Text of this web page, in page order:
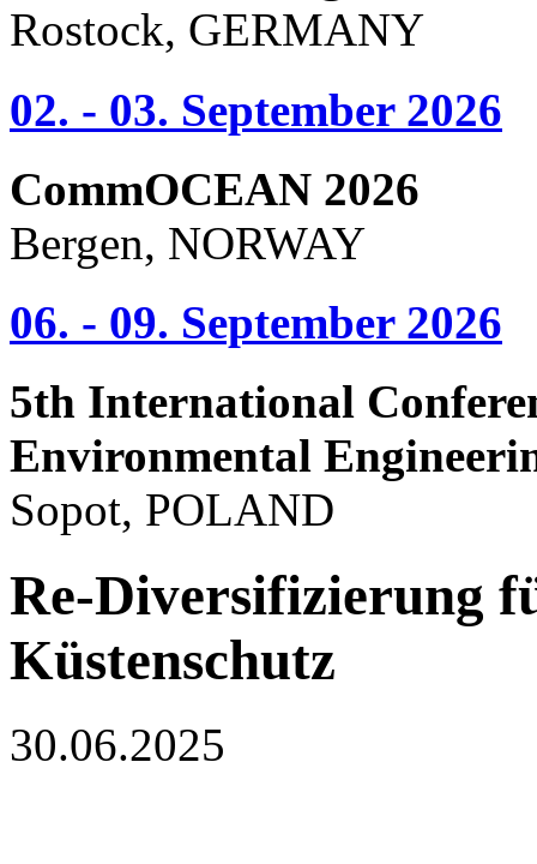
Rostock, GERMANY
02. - 03. September 2026
CommOCEAN 2026
Bergen, NORWAY
06. - 09. September 2026
5th International
Environmental
Sopot, POLAND
Re-Diversifizierung
Küstenschutz
30.06.2025